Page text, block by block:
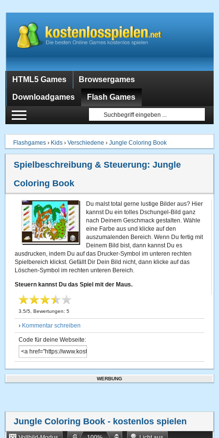
HTML5 Games Browsergames
Downloadgames Flash Games
Flashgames › Kids ›Verschiedene ›Jungle Coloring Book
Spielbeschreibung & Steuerung:Jungle
Coloring Book
Du malst total gerne lustige Bilder aus? Hier
kannst Du ein tolles Dschungel-Bild ganz
nach Deinem Geschmack gestalten. Wähle
eine Farbe aus und klicke auf den
auszumalenden Bereich. Wenn Du fertig mit
Deinem Bild bist, dann kannst Du es
ausdrucken, indem Du auf das Drucker-Symbol im unteren rechten
Spielbereich klickst. Gefällt Dir Dein Bild nicht, dann klicke auf das
Löschen-Symbol im rechten unteren Bereich.
Steuern kannst Du das Spiel mit der Maus.
3.5/5 , Bewertungen:5
› Kommentar schreiben
Code für deine Webseite:
WERBUNG
Jungle Coloring Book - kostenlos spielen